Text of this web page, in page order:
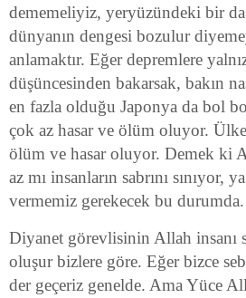
dememeliyiz, yeryüzündeki bir
dünyanın dengesi bozulur
anlamaktır. Eğer depremlere
düşüncesinden bakarsak, bakın
en fazla olduğu Japonya da bol
çok az hasar ve ölüm oluyor.
ölüm ve hasar oluyor. Demek ki
az mı insanların sabrını
vermemiz gerekecek bu durumda.
Diyanet görevlisinin Allah insanı
oluşur bizlere göre. Eğer bizce
der geçeriz genelde. Ama Yüce